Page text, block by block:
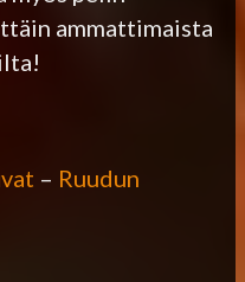
ammattimaista
– Ruudun